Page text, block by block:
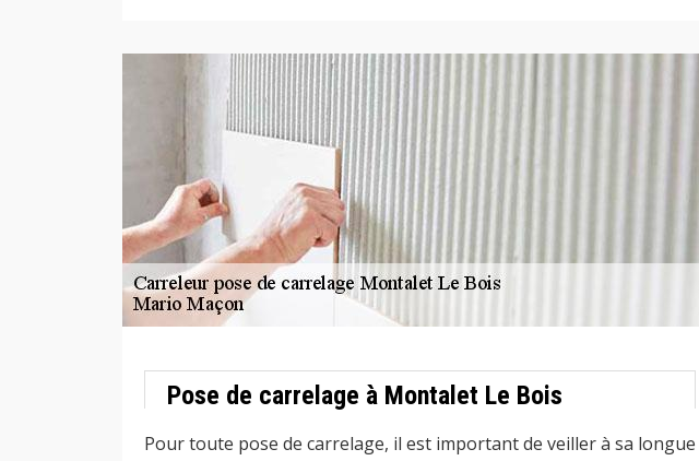
Pose de carrelage à Montalet Le Bois
Pour toute pose de carrelage, il est important de veiller à sa longue